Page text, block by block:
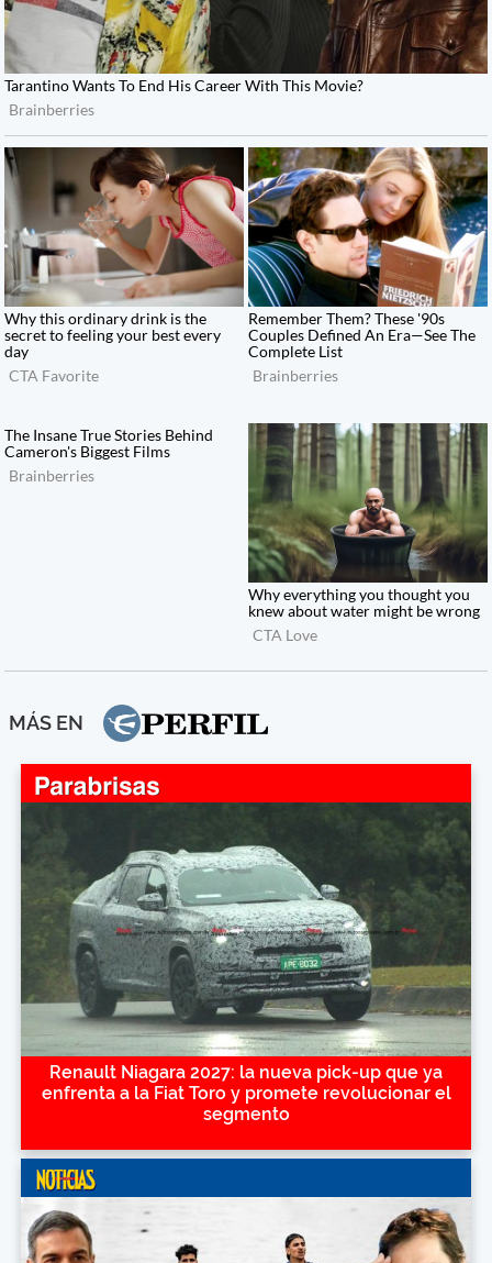
MÁS EN
Renault Niagara 2027: la nueva pick-up que ya
enfrenta a la Fiat Toro y promete revolucionar el
segmento